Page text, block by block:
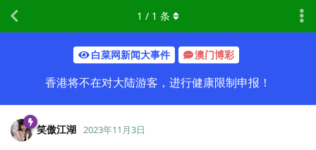
白菜网新闻大事件 澳门博彩
香港将不在对大陆游客，进行健康限制申报！
1 / 1 条
笑傲江湖 2023年11月3日